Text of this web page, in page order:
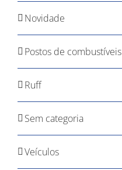
Novidade
Postos de combustíveis
Ruff
Sem categoria
Veículos